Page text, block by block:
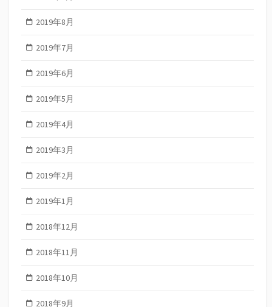
2019年8月
2019年7月
2019年6月
2019年5月
2019年4月
2019年3月
2019年2月
2019年1月
2018年12月
2018年11月
2018年10月
2018年9月